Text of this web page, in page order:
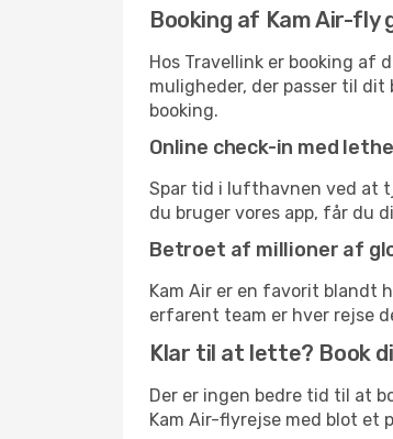
Booking af Kam Air-fly
Hos Travellink er booking af
muligheder, der passer til
booking.
Online check-in med
Spar tid i lufthavnen ved at
du bruger vores app, får du
Betroet af millioner af
Kam Air er en favorit blandt
erfarent team er hver rejse
Klar til at lette? Book
Der er ingen bedre tid til at
Kam Air-flyrejse med blot et